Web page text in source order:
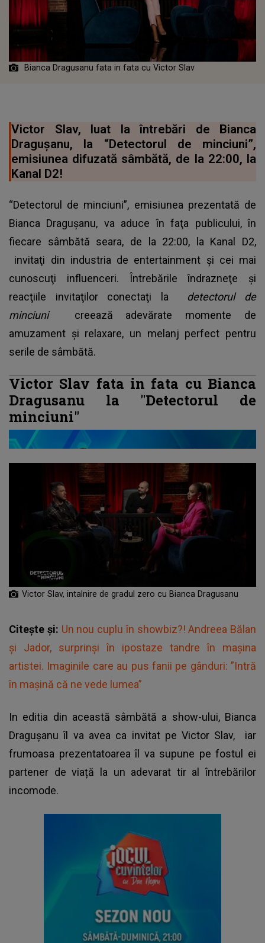
Bianca Dragusanu fata in fata cu Victor Slav
Victor Slav, luat la întrebări de Bianca
Dragușanu, la “Detectorul de minciuni”,
emisiunea difuzată sâmbătă, de la 22:00, la
Kanal D2!
“Detectorul de minciuni”, emisiunea prezentată de
Bianca Draguşanu, va aduce în faţa publicului, în
fiecare sâmbătă seara, de la 22:00, la Kanal D2,
invitaţi din industria de entertainment şi cei mai
cunoscuţi influenceri. Întrebările îndrazneţe şi
reacţiile invitaţilor conectaţi la detectorul de
minciuni creează adevărate momente de
amuzament şi relaxare, un melanj perfect pentru
serile de sâmbătă.
Victor Slav fata in fata cu Bianca
Dragusanu la "Detectorul de
minciuni"
Victor Slav, intalnire de gradul zero cu Bianca Dragusanu
Citește și: Un nou cuplu în showbiz?! Andreea Bălan
și Jador, surprinși în ipostaze tandre în mașina
artistei. Imaginile care au pus fanii pe gânduri: ”Intră
în mașină că ne vede lumea”
In editia din această sâmbătă a show-ului, Bianca
Dragușanu îl va avea ca invitat pe Victor Slav, iar
frumoasa prezentatoarea îl va supune pe fostul ei
partener de viață la un adevarat tir al întrebărilor
incomode.